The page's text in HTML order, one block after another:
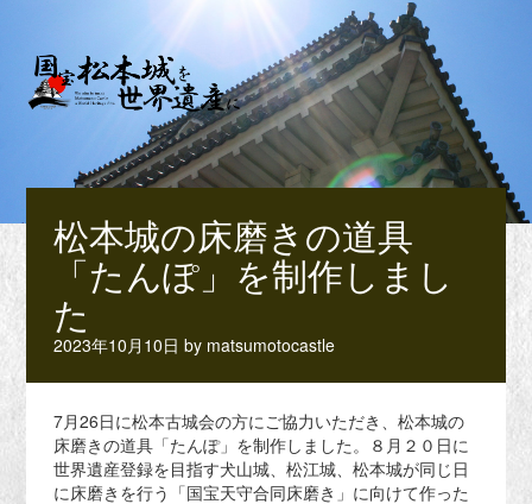
松本城の床磨きの道具
「たんぽ」を制作しまし
た
2023年10月10日 by matsumotocastle
7月26日に松本古城会の方にご協力いただき、松本城の
床磨きの道具「たんぽ」を制作しました。８月２０日に
世界遺産登録を目指す犬山城、松江城、松本城が同じ日
に床磨きを行う「国宝天守合同床磨き」に向けて作った